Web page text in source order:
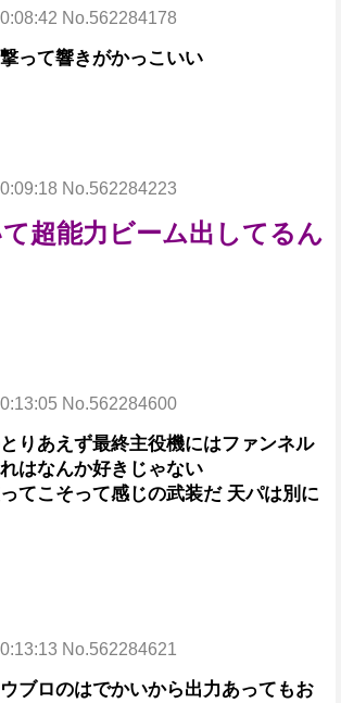
No.562284178
って響きがかっこいい
No.562284223
超能力ビーム出してるん
No.562284600
りあえず最終主役機にはファンネル
はなんか好きじゃない
てこそって感じの武装だ 天パは別に
No.562284621
ブロのはでかいから出力あってもお